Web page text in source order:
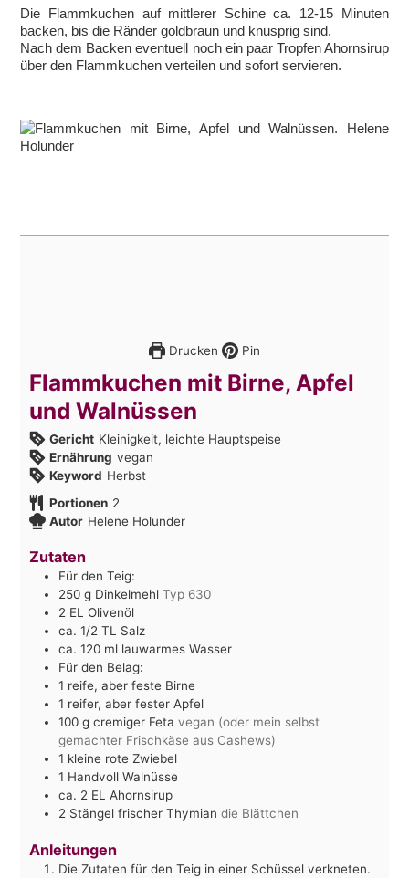
Die Flammkuchen auf mittlerer Schine ca. 12-15 Minuten
backen, bis die Ränder goldbraun und knusprig sind.
Nach dem Backen eventuell noch ein paar Tropfen Ahornsirup
über den Flammkuchen verteilen und sofort servieren.
Drucken Pin
Flammkuchen mit Birne, Apfel
und Walnüssen
Gericht Kleinigkeit, leichte Hauptspeise
Ernährung vegan
Keyword Herbst
Portionen 2
Autor Helene Holunder
Zutaten
Für den Teig:
250 g Dinkelmehl Typ 630
2 EL Olivenöl
ca. 1/2 TL
Salz
ca. 120 ml lauwarmes Wasser
Für den Belag:
1 reife, aber feste Birne
1 reifer, aber fester Apfel
100 g cremiger Feta vegan (oder mein selbst
gemachter Frischkäse aus Cashews)
1 kleine rote Zwiebel
1 Handvoll Walnüsse
ca. 2 EL Ahornsirup
2 Stängel frischer Thymian die Blättchen
Anleitungen
Die Zutaten für den Teig in einer Schüssel verkneten.